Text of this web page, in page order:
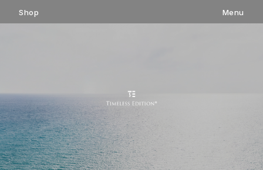
Shop Menu
ン
ス
キ
ッ
プ